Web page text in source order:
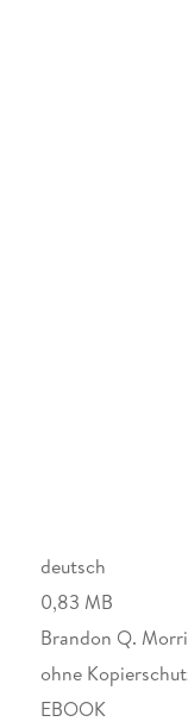
deutsch
0,83 MB
Brandon Q.
ohne
EBOOK